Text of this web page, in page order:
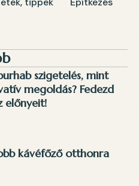
szigetelés, mint
megoldás? Fedezd
előnyeit!
kávéfőző otthonra